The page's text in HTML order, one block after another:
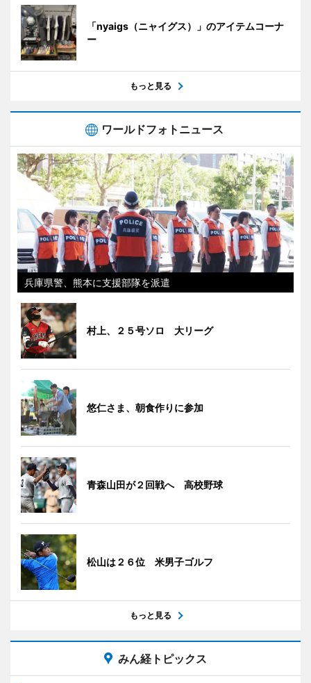
「nyaigs（ニャイグス）」のアイテムコーナ
ー
もっと見る
ワールドフォトニュース
兵庫県警、熊本に支援部隊を派遣
村上、２５号ソロ 大リーグ
悠仁さま、朝食作りに参加
青森山田が２回戦へ 高校野球
松山は２６位 米男子ゴルフ
もっと見る
みん経トピックス